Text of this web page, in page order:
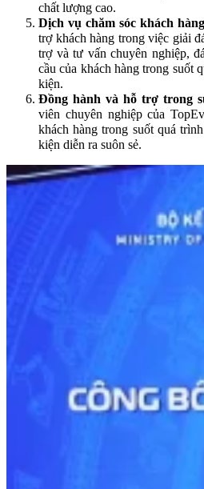
chất lượng cao.
Dịch vụ chăm sóc khách hàng
trợ khách hàng trong việc giải
trợ và tư vấn chuyên nghiệp,
cầu của khách hàng trong suốt
kiện.
Đồng hành và hỗ trợ trong
viên chuyên nghiệp của
khách hàng trong suốt quá
kiện diễn ra suôn sẻ.